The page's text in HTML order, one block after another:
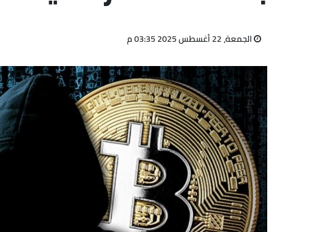
الجمعة، 22 أغسطس 2025 03:35 م